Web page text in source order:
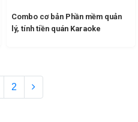
Combo cơ bản Phần mềm quản
lý, tính tiền quán Karaoke
2